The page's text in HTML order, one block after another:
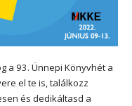
a 93. Ünnepi Könyvhét a
el te is, találkozz
és dedikáltasd a